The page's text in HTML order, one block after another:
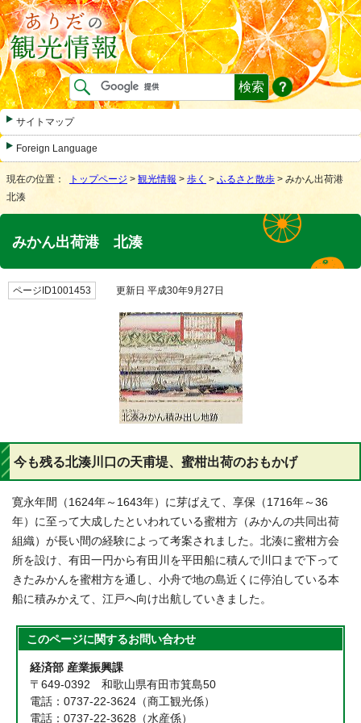
サイトマップ
Foreign Language
現在の位置： トップページ > 観光情報 > 歩く > ふるさと散歩 > みかん出荷港
北湊
みかん出荷港 北湊
ページID1001453 更新日 平成30年9月27日
今も残る北湊川口の天甫堤、蜜柑出荷のおもかげ
寛永年間（1624年～1643年）に芽ばえて、享保（1716年～36
年）に至って大成したといわれている蜜柑方（みかんの共同出荷
組織）が長い間の経験によって考案されました。北湊に蜜柑方会
所を設け、有田一円から有田川を平田船に積んで川口まで下って
きたみかんを蜜柑方を通し、小舟で地の島近くに停泊している本
船に積みかえて、江戸へ向け出航していきました。
このページに関するお問い合わせ
経済部 産業振興課
〒649-0392 和歌山県有田市箕島50
電話：0737-22-3624（商工観光係）
電話：0737-22-3628（水産係）